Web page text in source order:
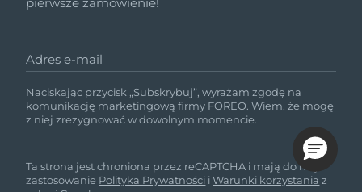
Adres e-mail
Naciskając przycisk „Subskrybuj”, wyrażam zgodę na
komunikację marketingową firmy FOREO. Wiem, że mogę
z niej zrezygnować w dowolnym momencie.
Ta strona jest chroniona przez reCAPTCHA i mają do niej
zastosowanie Polityka Prywatności iWarunki korzystania z